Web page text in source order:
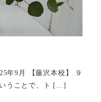
年9月 【藤沢本校】 ９
うことで、ト […]